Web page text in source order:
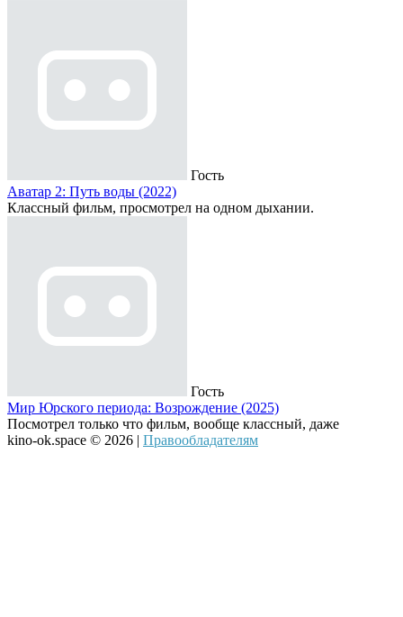
Гость
Аватар 2: Путь воды (2022)
Классный фильм, просмотрел на одном дыхании.
Гость
Мир Юрского периода: Возрождение (2025)
Посмотрел только что фильм, вообще классный, даже
kino-ok.space © 2026 | Правообладателям